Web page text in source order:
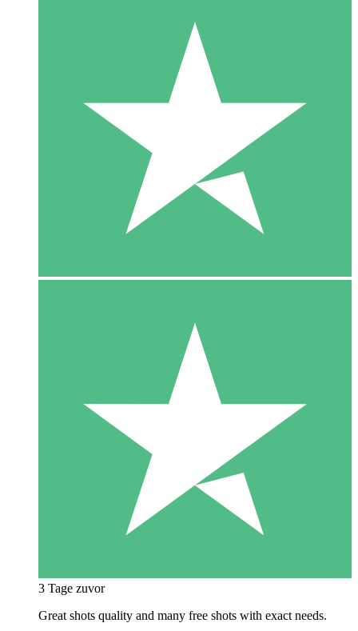
3 Tage zuvor
Great shots quality and many free shots with exact needs.